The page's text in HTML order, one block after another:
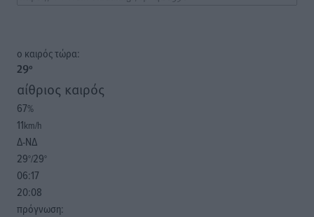
o καιρός τώρα:
29°
αίθριος καιρός
67%
11km/h
Δ-ΝΔ
29°/29°
06:17
20:08
πρόγνωση: